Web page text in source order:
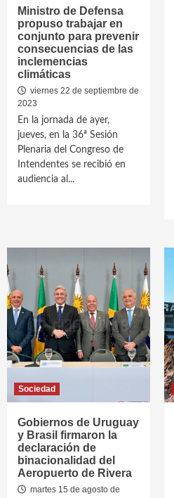
Ministro de Defensa
propuso trabajar en
conjunto para prevenir
consecuencias de las
inclemencias
climáticas
viernes 22 de septiembre de
2023
En la jornada de ayer,
jueves, en la 36ª Sesión
Plenaria del Congreso de
Intendentes se recibió en
audiencia al...
Sociedad
Gobiernos de Uruguay
y Brasil firmaron la
declaración de
binacionalidad del
Aeropuerto de Rivera
martes 15 de agosto de